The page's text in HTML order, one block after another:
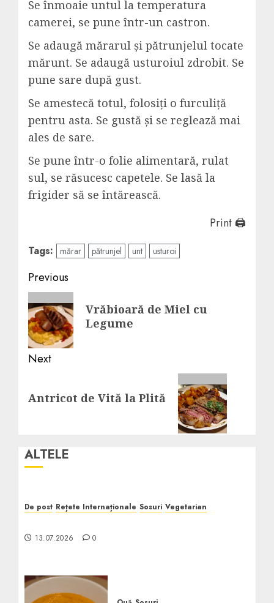
Se înmoaie untul la temperatura
camerei, se pune într-un castron.
Se adaugă mărarul și pătrunjelul tocate
mărunt. Se adaugă usturoiul zdrobit. Se
pune sare după gust.
Se amestecă totul, folosiți o furculiță
pentru asta. Se gustă și se reglează mai
ales de sare.
Se pune într-o folie alimentară, rulat
sul, se răsucesc capetele. Se lasă la
frigider să se întărească.
Print 🖨
Tags: mărar pătrunjel unt usturoi
Post
navigation
Previous
Previous
post:
Vrăbioară de Miel cu
Legume
Next
post:
Antricot de Vită la Plită
ALTELE
De post Rețete Internaționale Sosuri Vegetarian
13.07.2026 0